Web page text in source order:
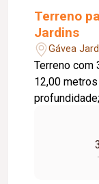
Terreno
Jardins
Gávea
Terreno com
12,00